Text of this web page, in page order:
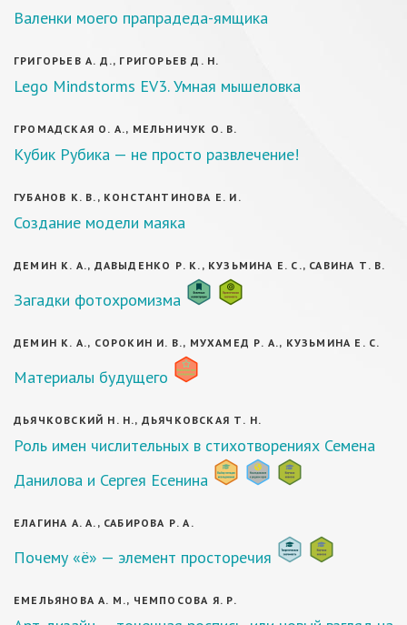
Валенки моего прапрадеда-ямщика
ГРИГОРЬЕВ А. Д., ГРИГОРЬЕВ Д. Н.
Lego Mindstorms EV3. Умная мышеловка
ГРОМАДСКАЯ О. А., МЕЛЬНИЧУК О. В.
Кубик Рубика — не просто развлечение!
ГУБАНОВ К. В., КОНСТАНТИНОВА Е. И.
Создание модели маяка
ДЕМИН К. А., ДАВЫДЕНКО Р. К., КУЗЬМИНА Е. С., САВИНА Т. В.
Загадки фотохромизма
ДЕМИН К. А., СОРОКИН И. В., МУХАМЕД Р. А., КУЗЬМИНА Е. С.
Материалы будущего
ДЬЯЧКОВСКИЙ Н. Н., ДЬЯЧКОВСКАЯ Т. Н.
Роль имен числительных в стихотворениях Семена
Данилова и Сергея Есенина
ЕЛАГИНА А. А., САБИРОВА Р. А.
Почему «ё» — элемент просторечия
ЕМЕЛЬЯНОВА А. М., ЧЕМПОСОВА Я. Р.